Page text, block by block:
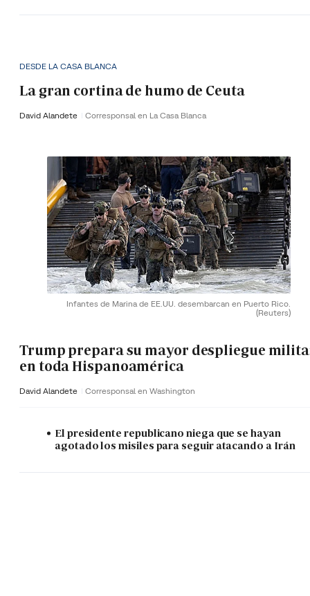
DESDE LA CASA BLANCA
La gran cortina de humo de Ceuta
David Alandete Corresponsal en La Casa Blanca
Infantes de Marina de EE.UU. desembarcan en Puerto Rico.
(Reuters)
Trump prepara su mayor despliegue
en toda Hispanoamérica
David Alandete Corresponsal en Washington
El presidente republicano niega que se hayan
agotado los misiles para seguir atacando a Irán